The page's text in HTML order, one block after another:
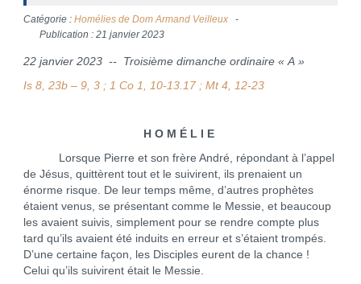
Catégorie : Homélies de Dom Armand Veilleux
Publication : 21 janvier 2023
22 janvier 2023 -- Troisième dimanche ordinaire « A »
Is 8, 23b – 9, 3 ; 1 Co 1, 10-13.17 ; Mt 4, 12-23
H O M É L I E
Lorsque Pierre et son frère André, répondant à l’appel
de Jésus, quittèrent tout et le suivirent, ils prenaient un
énorme risque. De leur temps même, d’autres prophètes
étaient venus, se présentant comme le Messie, et beaucoup
les avaient suivis, simplement pour se rendre compte plus
tard qu’ils avaient été induits en erreur et s’étaient trompés.
D’une certaine façon, les Disciples eurent de la chance !
Celui qu’ils suivirent était le Messie.